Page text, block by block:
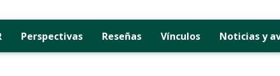
Perspectivas Reseñas Vínculos Noticias y